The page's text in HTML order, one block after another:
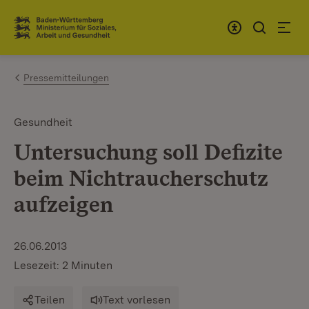
Zum Inhalt springen
Link zur Startseite
Pressemitteilungen
Gesundheit
Untersuchung soll Defizite
beim Nichtraucherschutz
aufzeigen
26.06.2013
Lesezeit: 2 Minuten
Teilen Text vorlesen